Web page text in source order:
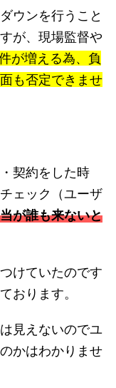
ウンを行うこと
が、 現場監督や
が増える為、負
も否定できませ
契約をした時
ェック（ユーザ
が誰も来ないと
けていたのです
おります。
見えないのでユ
かはわかりませ